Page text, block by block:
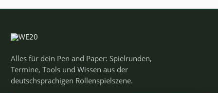
Alles für dein Pen and Paper: Spielrunden,
Termine, Tools und Wissen aus der
deutschsprachigen Rollenspielszene.